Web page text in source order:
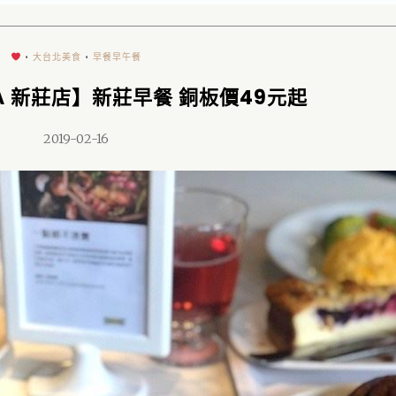
•大台北美食 •早餐早午餐
新莊店】新莊早餐 銅板價49元起
2019-02-16